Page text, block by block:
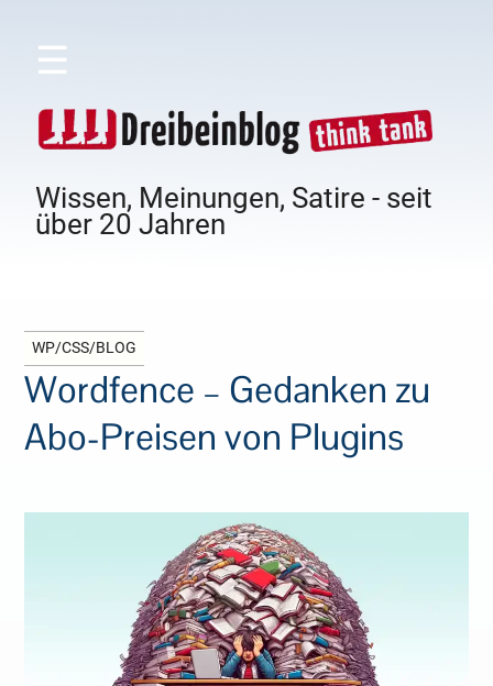
☰
Wissen, Meinungen, Satire - seit
über 20 Jahren
WP/CSS/BLOG
Wordfence – Gedanken zu
Abo-Preisen von Plugins